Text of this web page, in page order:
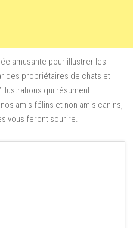
amusante pour illustrer les
des propriétaires de chats et
qui résument
amis félins et non amis canins,
vous feront sourire.